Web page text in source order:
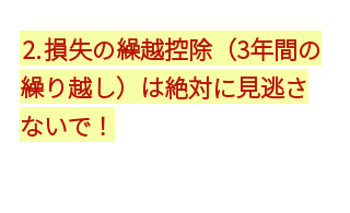
⒉損失の繰越控除（3年間の
繰り越し）は絶対に見逃さ
ないで！